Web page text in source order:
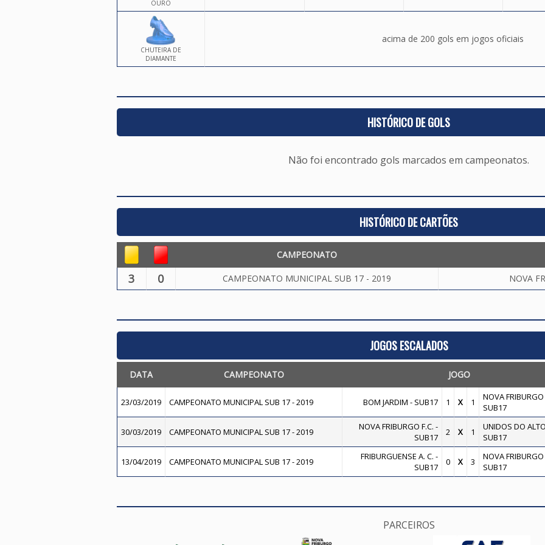
OURO
CHUTEIRA DE
DIAMANTE
acima de 200 gols em jogos oficiais
HISTÓRICO DE GOLS
Não foi encontrado gols marcados em campeonatos.
HISTÓRICO DE CARTÕES
CAMPEONATO
3 0 CAMPEONATO MUNICIPAL SUB 17 - 2019 NOVA
JOGOS ESCALADOS
DATA CAMPEONATO JOGO
23/03/2019 CAMPEONATO MUNICIPAL SUB 17 - 2019 BOM JARDIM - SUB17 1 X 1
NOVA FRIBURGO
SUB17
30/03/2019 CAMPEONATO MUNICIPAL SUB 17 - 2019
NOVA FRIBURGO F.C. -
SUB17
2 X 1
UNIDOS DO
SUB17
13/04/2019 CAMPEONATO MUNICIPAL SUB 17 - 2019
FRIBURGUENSE A. C. -
SUB17
0 X 3
NOVA FRIBURGO
SUB17
PARCEIROS